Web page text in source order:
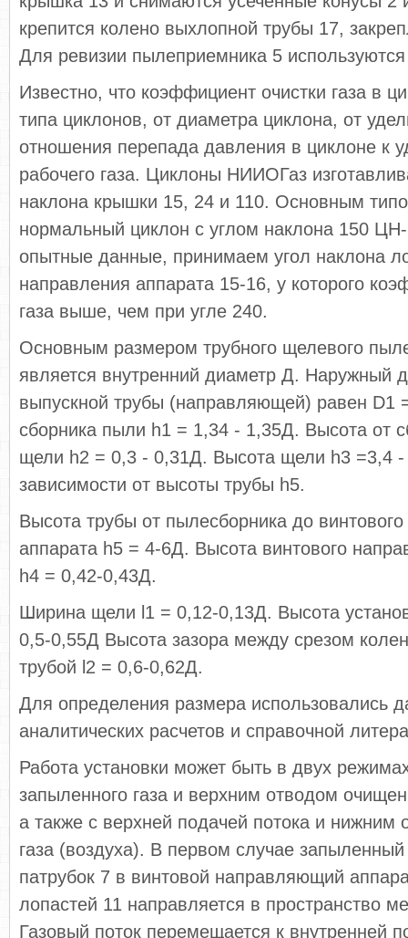
крепится колено выхлопной трубы 17,
Для ревизии пылеприемника 5
Известно, что коэффициент очистки газа в
типа циклонов, от диаметра циклона, от
отношения перепада давления в циклоне к
рабочего газа. Циклоны НИИОГаз
наклона крышки 15, 24 и 110. Основным
нормальный циклон с углом наклона 150
опытные данные, принимаем угол наклона
направления аппарата 15-16, у которого
газа выше, чем при угле 240.
Основным размером трубного щелевого
является внутренний диаметр Д. Наружный
выпускной трубы (направляющей) равен D1
сборника пыли h1 = 1,34 - 1,35Д. Высота от
щели h2 = 0,3 - 0,31Д. Высота щели h3 =3,4
зависимости от высоты трубы h5.
Высота трубы от пылесборника до
аппарата h5 = 4-6Д. Высота винтового
h4 = 0,42-0,43Д.
Ширина щели l1 = 0,12-0,13Д. Высота
0,5-0,55Д Высота зазора между срезом
трубой l2 = 0,6-0,62Д.
Для определения размера использовались
аналитических расчетов и справочной
Работа установки может быть в двух
запыленного газа и верхним отводом
а также с верхней подачей потока и нижним
газа (воздуха). В первом случае запыленный
патрубок 7 в винтовой направляющий
лопастей 11 направляется в пространство
Газовый поток перемещается к внутренней